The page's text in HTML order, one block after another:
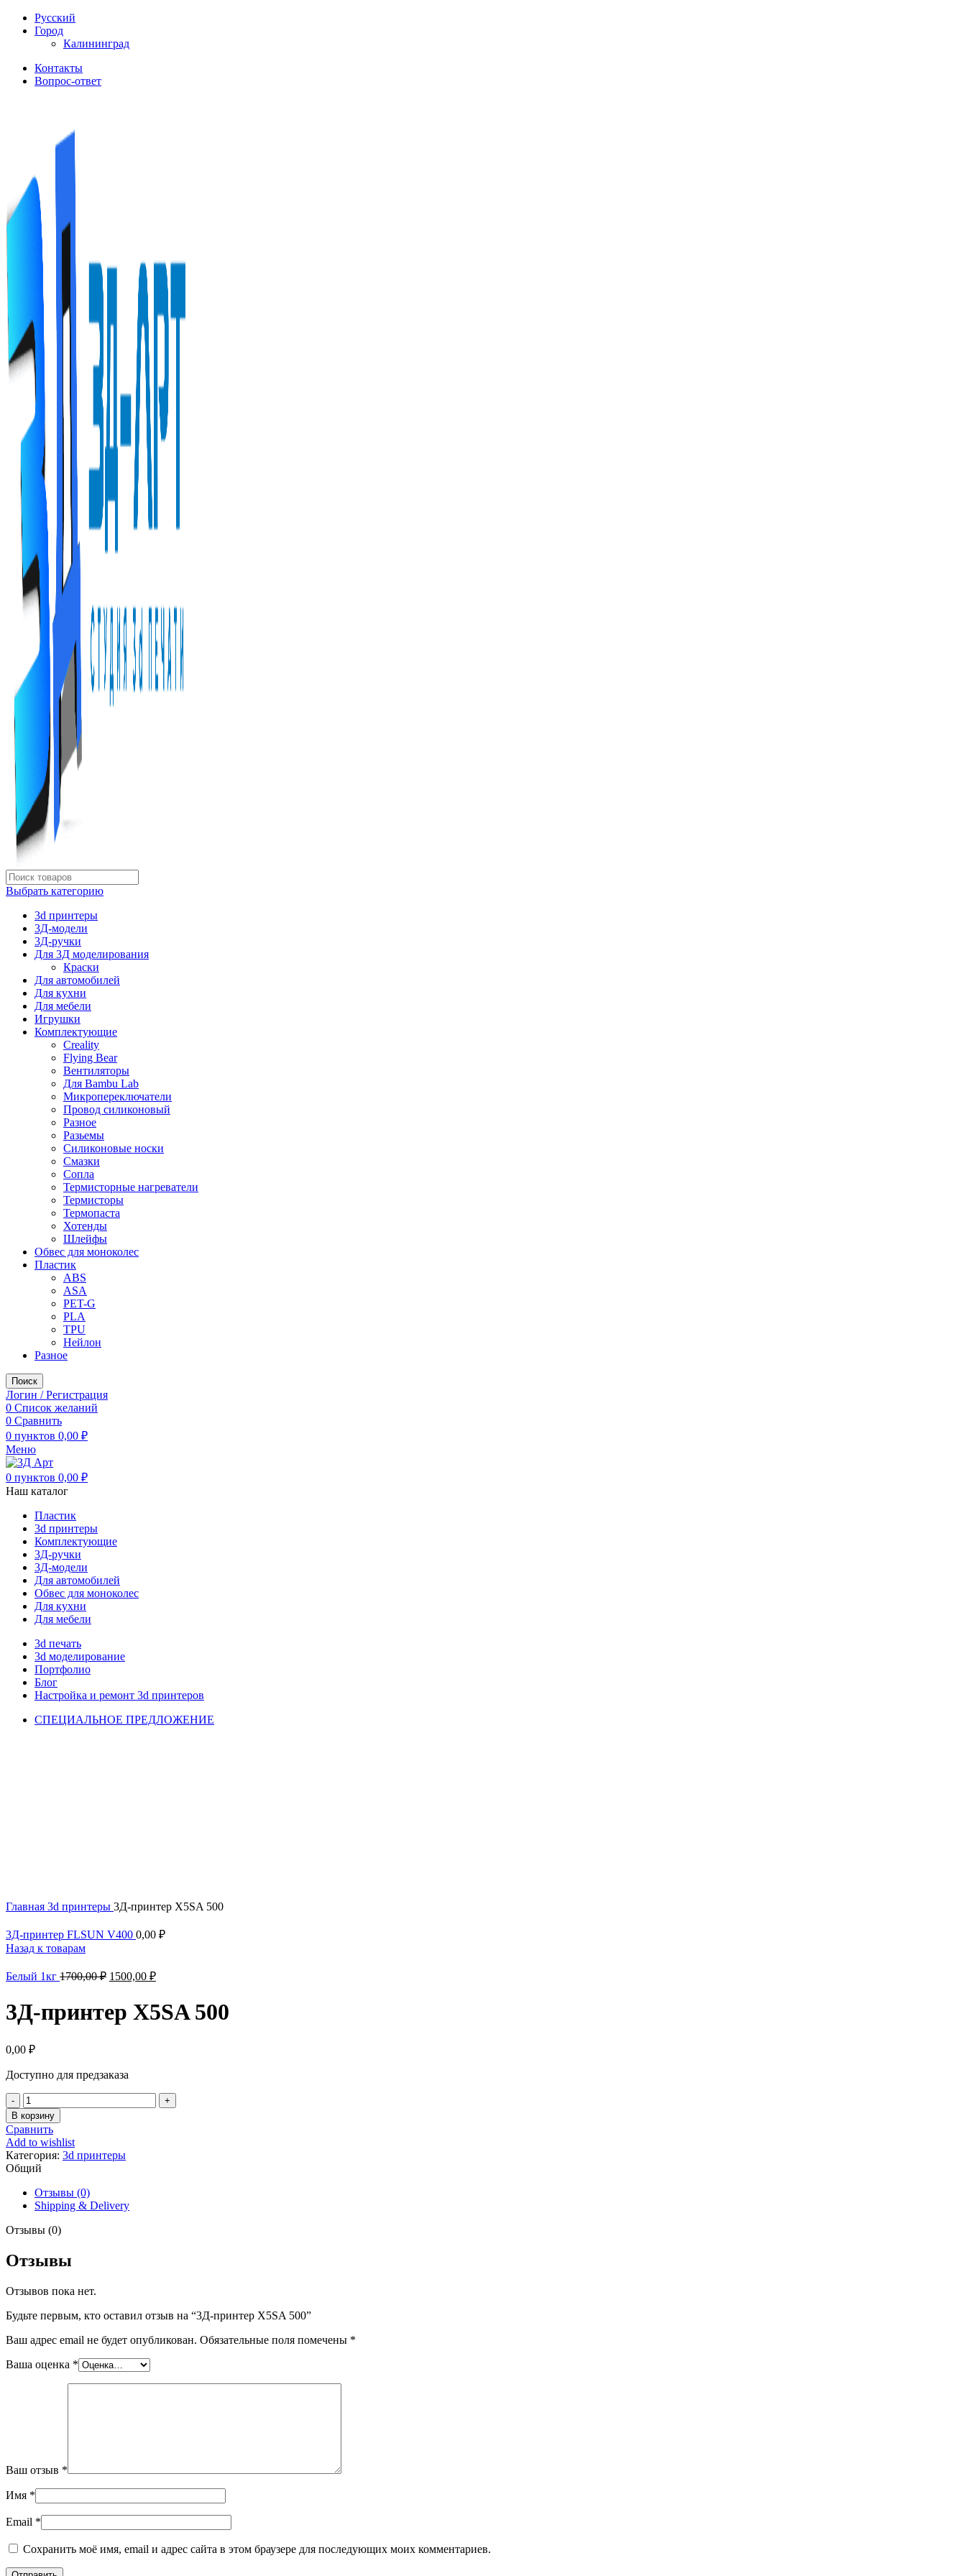
Русский
Город
Калининград
Контакты
Вопрос-ответ
Выбрать категорию
3d принтеры
3Д-модели
3Д-ручки
Для 3Д моделирования
Краски
Для автомобилей
Для кухни
Для мебели
Игрушки
Комплектующие
Creality
Flying Bear
Вентиляторы
Для Bambu Lab
Микропереключатели
Провод силиконовый
Разное
Разьемы
Силиконовые носки
Смазки
Сопла
Термисторные нагреватели
Термисторы
Термопаста
Хотенды
Шлейфы
Обвес для моноколес
Пластик
ABS
ASA
PET-G
PLA
TPU
Нейлон
Разное
Поиск
Логин / Регистрация
0 Список желаний
0 Сравнить
0 пунктов 0,00 ₽
Меню
0 пунктов 0,00 ₽
Наш каталог
Пластик
3d принтеры
Комплектующие
3Д-ручки
3Д-модели
Для автомобилей
Обвес для моноколес
Для кухни
Для мебели
3d печать
3d моделирование
Портфолио
Блог
Настройка и ремонт 3d принтеров
СПЕЦИАЛЬНОЕ ПРЕДЛОЖЕНИЕ
Главная 3d принтеры 3Д-принтер X5SA 500
3Д-принтер FLSUN V400 0,00 ₽
Назад к товарам
Белый 1кг 1700,00₽ Первоначальная
1700,00 ₽.
1500,00 ₽Текущая
3Д-принтер X5SA 500
0,00 ₽
Доступно для предзаказа
Количество
товара
3Д-
принтер
X5SA
500
В корзину
Сравнить
Add to wishlist
Категория: 3d принтеры
Общий
Отзывы (0)
Shipping & Delivery
Отзывы (0)
Отзывы
Отзывов пока нет.
Будьте первым, кто оставил отзыв на “3Д-принтер X5SA 500”
Ваш адрес email не будет опубликован. Обязательные поля помечены *
Ваша оценка *
Ваш отзыв *
Имя *
Email *
Сохранить моё имя, email и адрес сайта в этом браузере для последующих моих комментариев.